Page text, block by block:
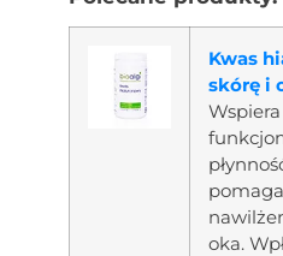
Kwas
skórę i
oka.